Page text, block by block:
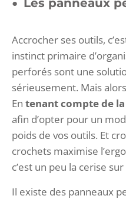
Accrocher ses outils,
instinct primaire
perforés sont une
sérieusement. Mais
En tenant compte de
afin d’opter pour un
poids de vos outils. Et
crochets maximise
c’est un peu la cerise
Il existe des panneaux